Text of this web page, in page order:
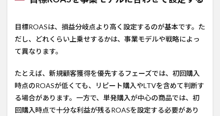
目標ROASは、損益分岐点より高く設定するのが基本です。た
だし、どれくらい上乗せするかは、事業モデルや戦略によっ
て異なります。
たとえば、新規顧客獲得を優先するフェーズでは、初回購入
時点のROASが低くても、リピート購入やLTVを含めて判断す
る場合があります。一方で、単発購入が中心の商品では、初
回購入時点で十分な利益が残るROASを設定する必要があり